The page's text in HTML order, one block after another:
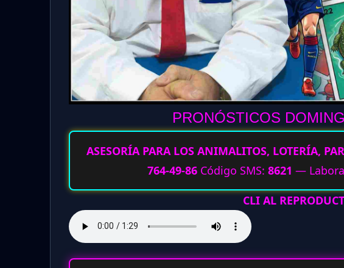
PRONÓSTICOS
ASESORÍA PARA LOS ANIMALITOS, LOTERÍA,
764-49-86 Código SMS: 8621 —
CLI AL